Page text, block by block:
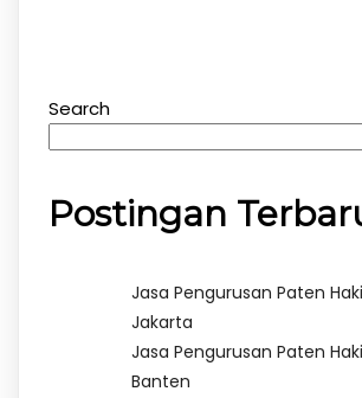
Search
Postingan
Jasa Pengurusan Paten
Jakarta
Jasa Pengurusan Paten
Banten